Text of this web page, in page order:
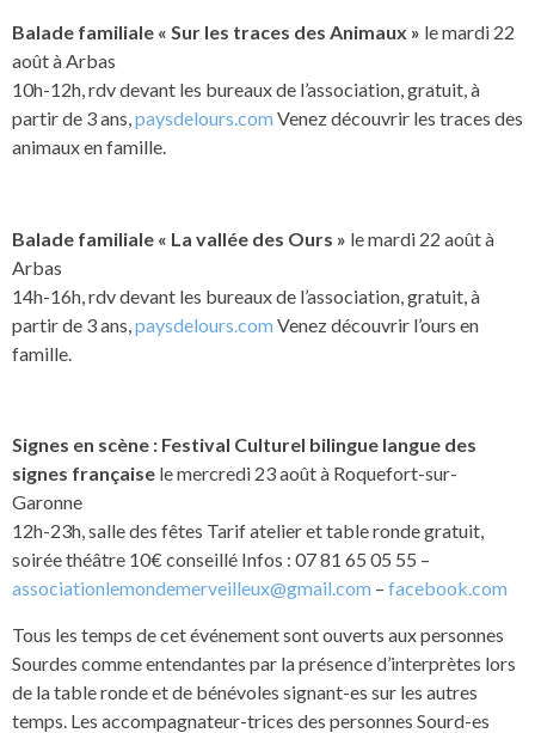
Balade familiale « Sur les traces des Animaux » le mardi 22
août à Arbas
10h-12h, rdv devant les bureaux de l’association, gratuit, à
partir de 3 ans, paysdelours.com Venez découvrir les traces des
animaux en famille.
Balade familiale « La vallée des Ours » le mardi 22 août à
Arbas
14h-16h, rdv devant les bureaux de l’association, gratuit, à
partir de 3 ans, paysdelours.com Venez découvrir l’ours en
famille.
Signes en scène : Festival Culturel bilingue langue des
signes française le mercredi 23 août à Roquefort-sur-
Garonne
12h-23h, salle des fêtes Tarif atelier et table ronde gratuit,
soirée théâtre 10€ conseillé Infos : 07 81 65 05 55 –
associationlemondemerveilleux@gmail.com – facebook.com
Tous les temps de cet événement sont ouverts aux personnes
Sourdes comme entendantes par la présence d’interprètes lors
de la table ronde et de bénévoles signant-es sur les autres
temps. Les accompagnateur-trices des personnes Sourd-es